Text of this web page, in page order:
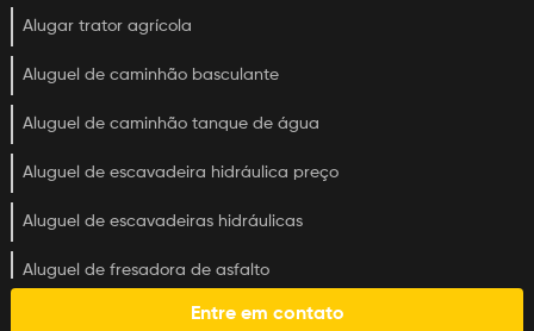
Alugar trator agrícola
Aluguel de caminhão basculante
Aluguel de caminhão tanque de água
Aluguel de escavadeira hidráulica preço
Aluguel de escavadeiras hidráulicas
Aluguel de fresadora de asfalto
Aluguel de maquina retroescavadeira
Entre em contato